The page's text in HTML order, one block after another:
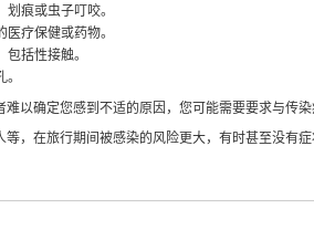
痕或虫子叮咬。
疗保健或药物。
括性接触。
难以确定您感到不适的原因，您可能需要要求与传
等，在旅行期间被感染的风险更大，有时甚至没有